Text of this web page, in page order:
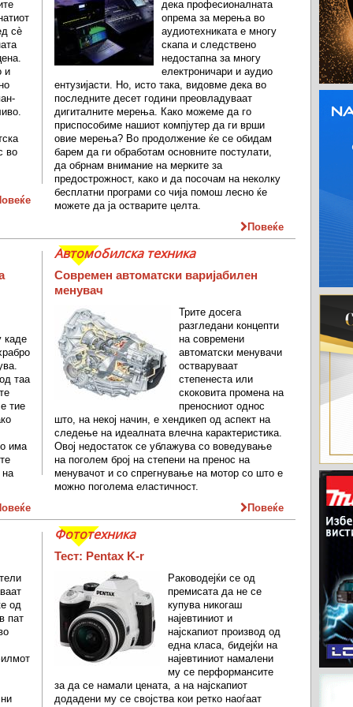
сè
и
во
дека професионалната
опрема за мерења во
аудиотехниката е многу
скапа и следствено
недостапна за многу
електроничари и аудио
ентузијасти. Но, исто така, видовме дека во
последните десет години преовладуваат
дигиталните мерења. Како можеме да го
приспособиме нашиот компјутер да ги врши
овие мерења? Во продолжение ќе се обидам
барем да ги обработам основните постулати,
да обрнам внимание на мерките за
предострожност, како и да посочам на неколку
бесплатни програми со чија помош лесно ќе
можете да ја остварите целта.
Повеќе
каде
таа
тие
има
на
Автомобилска техника
Современ автоматски варијабилен
менувач
Трите досега
разгледани концепти
на современи
автоматски менувачи
остваруваат
степенеста или
скоковита промена на
преносниот однос
што, на некој начин, е хендикеп од аспект на
следење на идеалната влечна карактеристика.
Овој недостаток се ублажува со воведување
на поголем број на степени на пренос на
менувачот и со спрегнување на мотор со што е
можно поголема еластичност.
Повеќе
од
пат
Фототехника
Тест: Pentax K-r
Раководејќи се од
премисата да не се
купува никогаш
најевтиниот и
најскапиот производ од
една класа, бидејќи на
најевтиниот намалени
му се перформансите
за да се намали цената, а на најскапиот
додадени му се својства кои ретко наоѓаат